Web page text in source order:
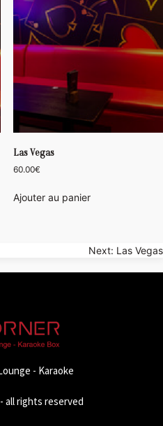
Las Vegas
60.00€
Ajouter au panier
Next: Las Vegas
- Karaoke
all rights reserved